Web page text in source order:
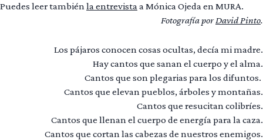
Puedes leer tambiénla entrevistaa Mónica Ojeda en MURA.
Fotografía porDavid Pinto.
Los pájaros conocen cosas ocultas, decía mi madre.
Hay cantos que sanan el cuerpo y el alma.
Cantos que son plegarias para los difuntos.
Cantos que elevan pueblos, árboles y montañas.
Cantos que resucitan colibríes.
Cantos que llenan el cuerpo de energía para la caza.
Cantos que cortan las cabezas de nuestros enemigos.